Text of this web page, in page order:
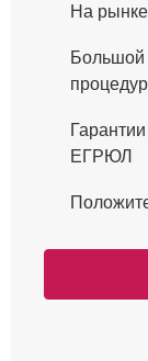
На рынке
Большой
процедур
ЕГРЮЛ